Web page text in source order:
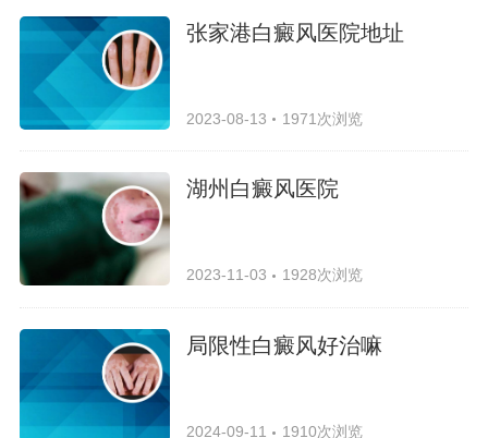
张家港白癜风医院地址
2023-08-13 1971次浏览
湖州白癜风医院
2023-11-03 1928次浏览
局限性白癜风好治嘛
2024-09-11 1910次浏览